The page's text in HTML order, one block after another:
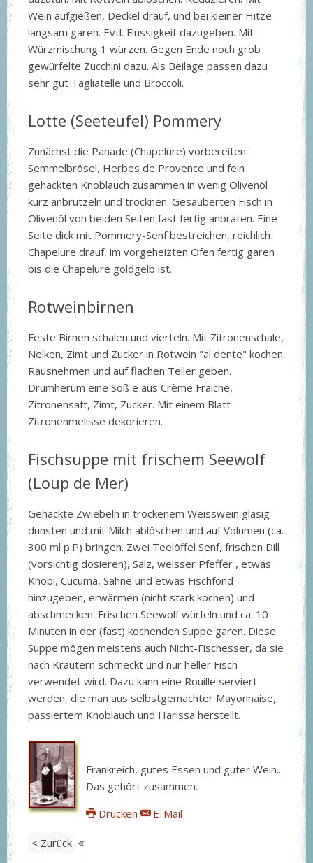
Wein aufgießen, Deckel drauf, und bei kleiner Hitze
langsam garen. Evtl. Flüssigkeit dazugeben. Mit
Würzmischung 1 würzen. Gegen Ende noch grob
gewürfelte Zucchini dazu. Als Beilage passen dazu
sehr gut Tagliatelle und Broccoli.
Lotte (Seeteufel) Pommery
Zunächst die Panade (Chapelure) vorbereiten:
Semmelbrösel, Herbes de Provence und fein
gehackten Knoblauch zusammen in wenig Olivenöl
kurz anbrutzeln und trocknen. Gesäuberten Fisch in
Olivenöl von beiden Seiten fast fertig anbraten. Eine
Seite dick mit Pommery-Senf bestreichen, reichlich
Chapelure drauf, im vorgeheizten Ofen fertig garen
bis die Chapelure goldgelb ist.
Rotweinbirnen
Feste Birnen schälen und vierteln. Mit Zitronenschale,
Nelken, Zimt und Zucker in Rotwein "al dente" kochen.
Rausnehmen und auf flachen Teller geben.
Drumherum eine Soß e aus Crème Fraiche,
Zitronensaft, Zimt, Zucker. Mit einem Blatt
Zitronenmelisse dekorieren.
Fischsuppe mit frischem Seewolf
(Loup de Mer)
Gehackte Zwiebeln in trockenem Weisswein glasig
dünsten und mit Milch ablöschen und auf Volumen (ca.
300 ml p:P) bringen. Zwei Teelöffel Senf, frischen Dill
(vorsichtig dosieren), Salz, weisser Pfeffer , etwas
Knobi, Cucuma, Sahne und etwas Fischfond
hinzugeben, erwärmen (nicht stark kochen) und
abschmecken. Frischen Seewolf würfeln und ca. 10
Minuten in der (fast) kochenden Suppe garen. Diese
Suppe mögen meistens auch Nicht-Fischesser, da sie
nach Kräutern schmeckt und nur heller Fisch
verwendet wird. Dazu kann eine Rouille serviert
werden, die man aus selbstgemachter Mayonnaise,
passiertem Knoblauch und Harissa herstellt.
Frankreich, gutes Essen und guter Wein...
Das gehört zusammen.
Drucken
E-Mail
< Zurück